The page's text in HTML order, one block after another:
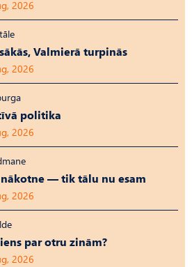
2026
Valmierā turpinās
2026
politika
2026
nākotne — tik tālu nu esam
2026
par otru zinām?
2026